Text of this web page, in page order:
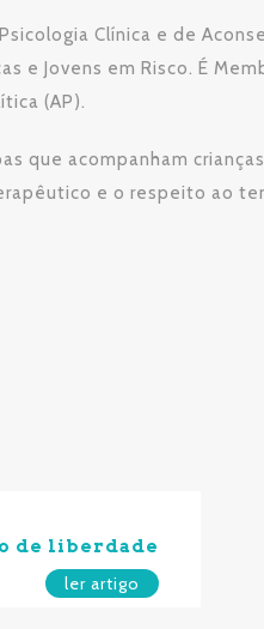
Clínica e de
e Jovens em Risco. É
(AP).
que acompanham
e o respeito ao
de liberdade
ler artigo